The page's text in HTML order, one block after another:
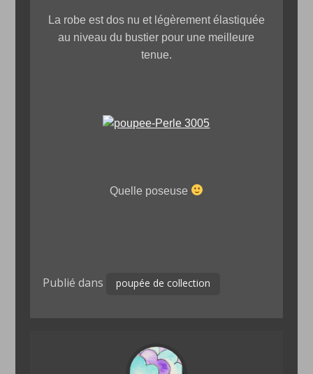
La robe est dos nu et légèrement élastiquée
au niveau du bustier pour une meilleure
tenue.
Quelle poseuse
Publié dans poupée de collection